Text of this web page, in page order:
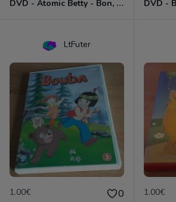
DVD - Atomic Betty - Bon, brute et Sparky
LtFuter
1.00€ 0 1.00€